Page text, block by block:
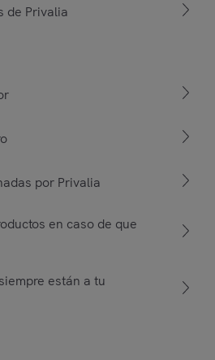
de Privalia
por Privalia
en caso de que
están a tu